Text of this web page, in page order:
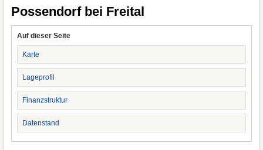
Possendorf bei Freital
Auf dieser Seite
Karte
Lageprofil
Finanzstruktur
Datenstand